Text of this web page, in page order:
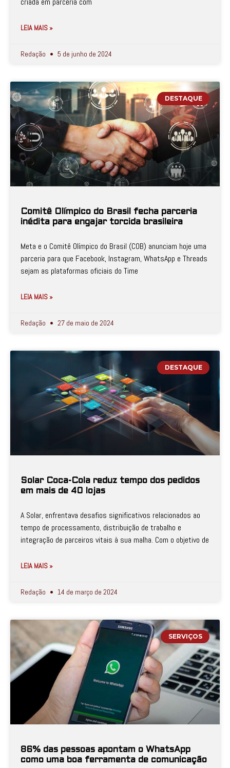
LEIA MAIS »
Redação 5 de junho de 2024
DESTAQUE
Comitê Olímpico do Brasil fecha parceria
inédita para engajar torcida brasileira
Meta e o Comitê Olímpico do Brasil (COB) anunciam hoje uma
parceria para que Facebook, Instagram, WhatsApp e Threads
sejam as plataformas oficiais do Time
LEIA MAIS »
Redação 27 de maio de 2024
DESTAQUE
Solar Coca-Cola reduz tempo dos pedidos
em mais de 40 lojas
A Solar, enfrentava desafios significativos relacionados ao
tempo de processamento, distribuição de trabalho e
integração de parceiros vitais à sua malha. Com o objetivo de
LEIA MAIS »
Redação 14 de março de 2024
SERVIÇOS
86% das pessoas apontam o WhatsApp
como uma boa ferramenta de comunicação